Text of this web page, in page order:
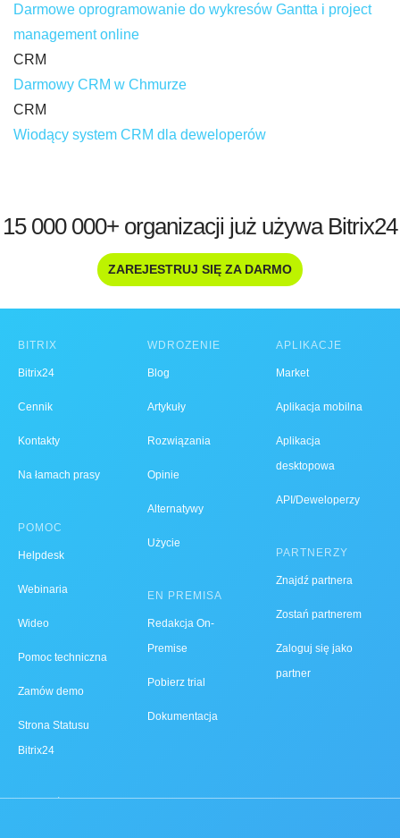
Darmowe oprogramowanie do wykresów Gantta i project
management online
CRM
Darmowy CRM w Chmurze
CRM
Wiodący system CRM dla deweloperów
15 000 000+ organizacji już używa Bitrix24
ZAREJESTRUJ SIĘ ZA DARMO
BITRIX
Bitrix24
Cennik
Kontakty
Na łamach prasy
POMOC
Helpdesk
Webinaria
Wideo
Pomoc techniczna
Zamów demo
Strona Statusu
Bitrix24
WDROŻENIE
Blog
Artykuły
Rozwiązania
Opinie
Alternatywy
Użycie
EN PREMISA
Redakcja On-
Premise
Pobierz trial
Dokumentacja
APLIKACJE
Market
Aplikacja mobilna
Aplikacja
desktopowa
API/Deweloperzy
PARTNERZY
Znajdź partnera
Zostań partnerem
Zaloguj się jako
partner